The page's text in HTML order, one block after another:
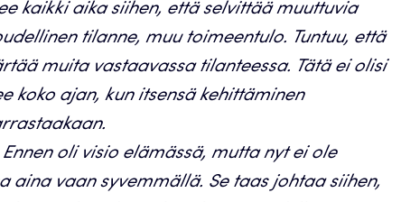
kaikki aika siihen, että selvittää muuttuvia
tilanne, muu toimeentulo. Tuntuu, että
muita vastaavassa tilanteessa. Tätä ei olisi
koko ajan, kun itsensä kehittäminen
oli visio elämässä, mutta nyt ei ole
aina vaan syvemmällä. Se taas johtaa siihen,